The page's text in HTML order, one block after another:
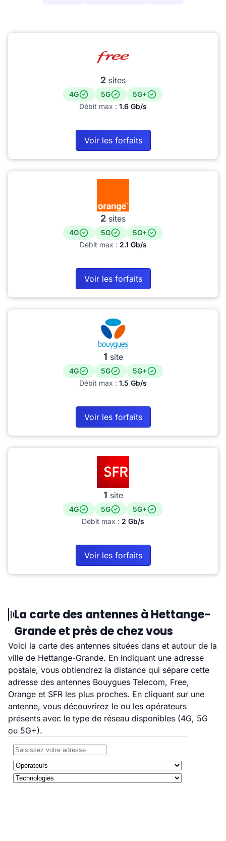
2 sites
4G 5G
5G+
Débit max : 1.6 Gb/s
Voir les forfaits
2 sites
4G 5G
5G+
Débit max : 2.1 Gb/s
Voir les forfaits
1 site
4G 5G
5G+
Débit max : 1.5 Gb/s
Voir les forfaits
1 site
4G 5G
5G+
Débit max : 2 Gb/s
Voir les forfaits
La carte des antennes à Hettange-
Grande et près de chez vous
Voici la carte des antennes situées dans et autour de la
ville de Hettange-Grande. En indiquant une adresse
postale, vous obtiendrez la distance qui sépare cette
adresse des antennes Bouygues Telecom, Free,
Orange et SFR les plus proches. En cliquant sur une
antenne, vous découvrirez le ou les opérateurs
présents avec le type de réseau disponibles (4G, 5G
ou 5G+).